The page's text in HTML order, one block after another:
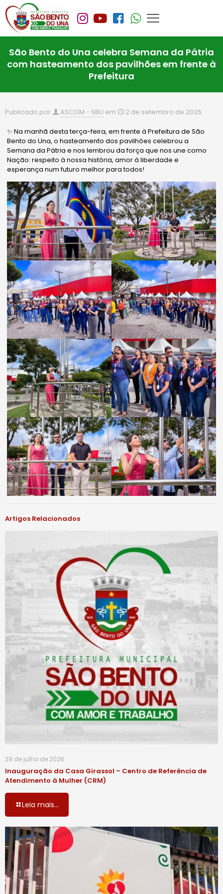
São Bento do Una celebra Semana da Pátria
com hasteamento dos pavilhões em frente à
Prefeitura
Publicado por ASCOM - SBU em 2 de setembro de 2025
✨ Na manhã desta terça-feira, em frente à Prefeitura de São
Bento do Una, o hasteamento dos pavilhões celebrou a
Semana da Pátria e nos lembrou da força que nos une como
Nação: respeito à nossa história, amor à liberdade e
esperança num futuro melhor para todos!
Artigos Relacionados
29 de julho de 2026
Inauguração da Casa Girassol – Centro de Referência de
Atendimento à Mulher (CRM)
Leia mais...